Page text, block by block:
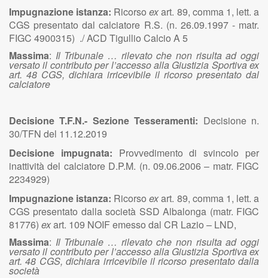
Impugnazione istanza: Ricorsoexart. 89, comma 1, lett. a
CGS presentato dal calciatore R.S. (n. 26.09.1997 - matr.
FIGC 4900315) ./ ACD Tigullio Calcio A 5
Massima: Il Tribunale … rilevato che non risulta ad oggi
versato il contributo per l’accesso alla Giustizia Sportiva ex
art. 48 CGS, dichiara irricevibile il ricorso presentato dal
calciatore
Decisione T.F.N.- Sezione Tesseramenti: Decisione n.
30/TFN del 11.12.2019
Decisione impugnata: Provvedimento di svincolo per
inattività del calciatore D.P.M. (n. 09.06.2006 – matr. FIGC
2234929)
Impugnazione istanza: Ricorsoexart. 89, comma 1, lett. a
CGS presentato dalla società SSD Albalonga (matr. FIGC
81776) exart. 109 NOIF emesso dal CR Lazio – LND,
Massima: Il Tribunale … rilevato che non risulta ad oggi
versato il contributo per l’accesso alla Giustizia Sportiva ex
art. 48 CGS, dichiara irricevibile il ricorso presentato dalla
società